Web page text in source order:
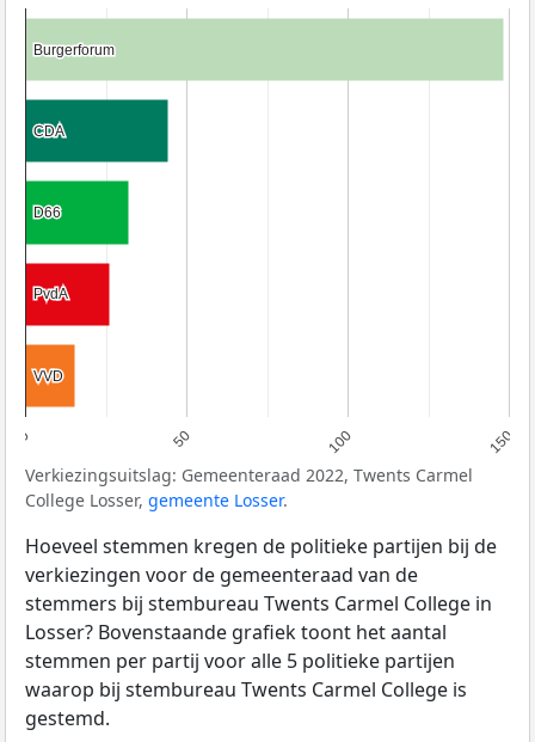
0 50 100 150
Burgerforum
Burgerforum
CDA
CDA
D66
D66
PvdA
PvdA
VVD
VVD
Verkiezingsuitslag: Gemeenteraad 2022, Twents Carmel
College Losser, gemeente Losser.
Hoeveel stemmen kregen de politieke partijen bij de
verkiezingen voor de gemeenteraad van de
stemmers bij stembureau Twents Carmel College in
Losser? Bovenstaande grafiek toont het aantal
stemmen per partij voor alle 5 politieke partijen
waarop bij stembureau Twents Carmel College is
gestemd.